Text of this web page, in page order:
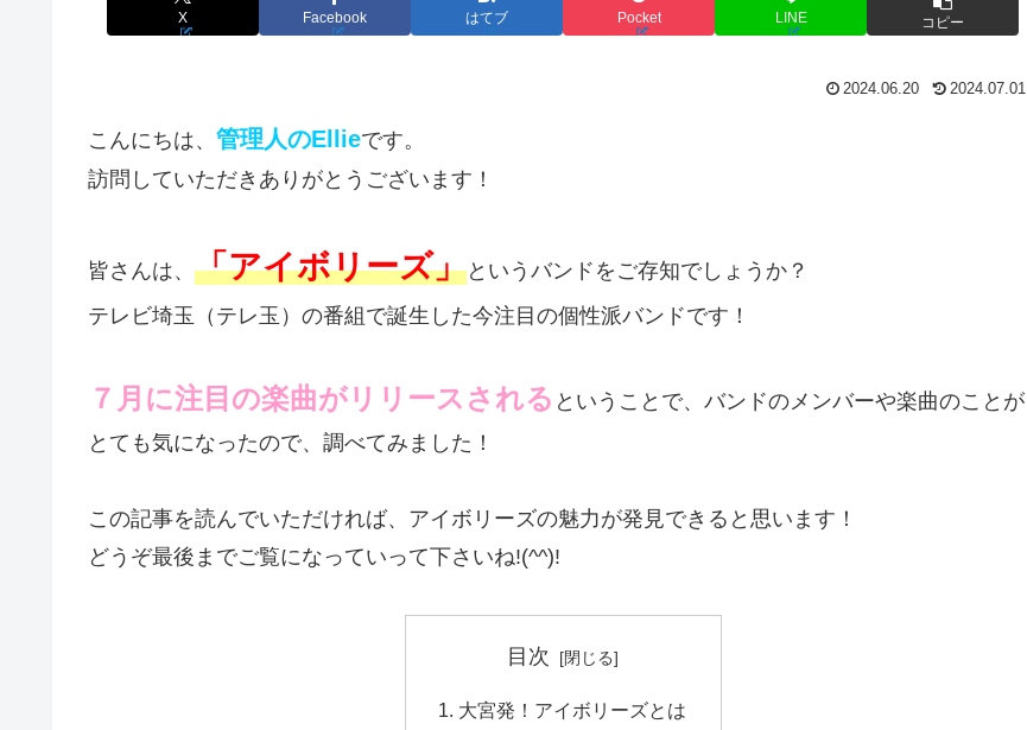
X Facebook はてブ Pocket LINE コピー
2024.06.20 2024.07.01
こんにちは、 管理人のEllieです。
訪問していただきありがとうございます！
皆さんは、 「アイボリーズ」というバンドをご存知でしょうか？
テレビ埼玉（テレ玉）の番組で誕生した今注目の個性派バンドです！
７月に注目の楽曲がリリースされる ということで、バンドのメンバーや楽曲のことが
とても気になったので、調べてみました！
この記事を読んでいただければ、アイボリーズの魅力が発見できると思います！
どうぞ最後までご覧になっていって下さいね!(^^)!
目次
大宮発！アイボリーズとは